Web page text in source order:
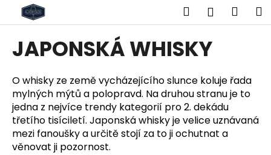
obsah
Hledat
JAPONSKÁ WHISKY
O whisky ze země vycházejícího slunce koluje řada
mylných mýtů a polopravd. Na druhou stranu je to
jedna z nejvíce trendy kategorií pro 2. dekádu
třetího tisíciletí. Japonská whisky je velice uznávaná
mezi fanoušky a určitě stojí za to ji ochutnat a
věnovat ji pozornost.
o
o
p
o
t
ř